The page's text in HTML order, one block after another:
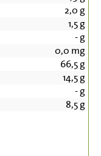
2,0 g
1,5g
-g
0,0 mg
66,5g
14,5g
-g
8,5g